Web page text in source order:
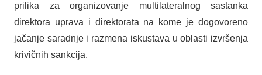
prilika za organizovanje multilateralnog sastanka
direktora uprava i direktorata na kome je dogovoreno
jačanje saradnje i razmena iskustava u oblasti izvršenja
krivičnih sankcija.